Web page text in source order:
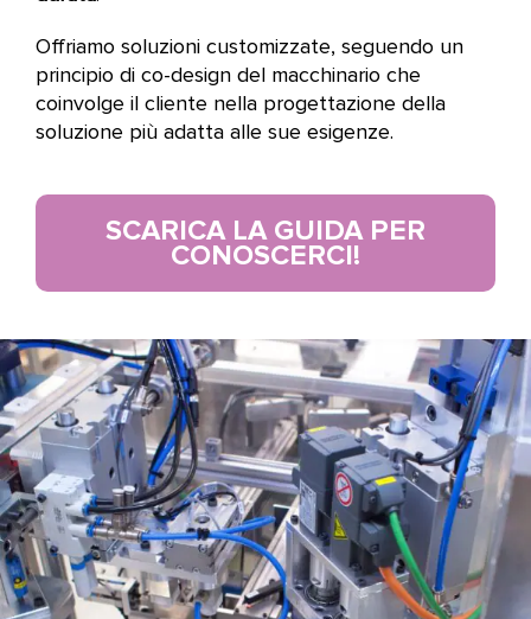
Offriamo soluzioni customizzate, seguendo un
principio di co-design del macchinario che
coinvolge il cliente nella progettazione della
soluzione più adatta alle sue esigenze.
SCARICA LA GUIDA PER
CONOSCERCI!